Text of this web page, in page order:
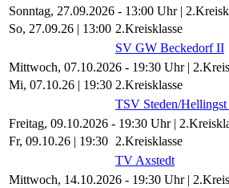
Sonntag, 27.09.2026 - 13:00 Uhr |
So, 27.09.26 | 13:00 2.Kreisklasse
SV GW Beckedorf II
Mittwoch, 07.10.2026 - 19:30 Uhr |
Mi, 07.10.26 | 19:30 2.Kreisklasse
TSV Steden/​
Freitag, 09.10.2026 - 19:30 Uhr |
Fr, 09.10.26 | 19:30 2.Kreisklasse
TV Axstedt
Mittwoch, 14.10.2026 - 19:30 Uhr |